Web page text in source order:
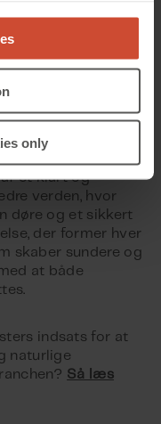
only
vi vores
bedste
måde har vi
et klart og
verden, hvor
døre og et sikkert
der former hver
skaber sundere og
at både
indsats for at
naturlige
Så læs